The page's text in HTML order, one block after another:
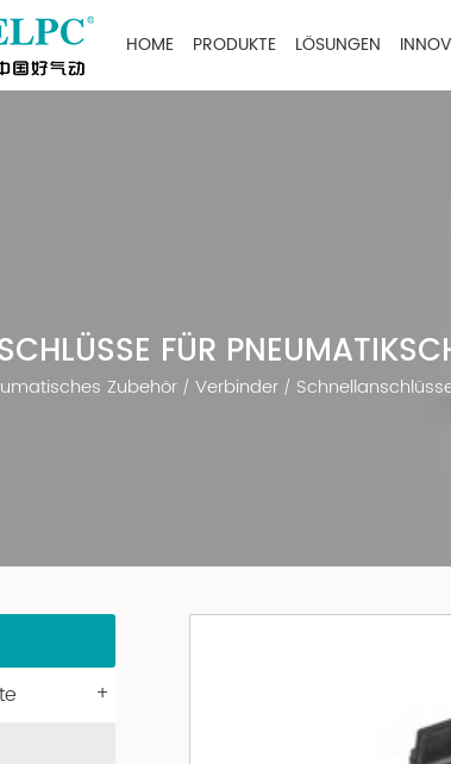
HOME PRODUKTE LÖSUNGEN
FÜR
Zubehör / Verbinder /
+